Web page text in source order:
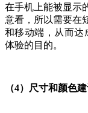
在手机上能被显示
意看，所以需要在
和移动端，从而达
体验的目的。
（4）尺寸和颜色